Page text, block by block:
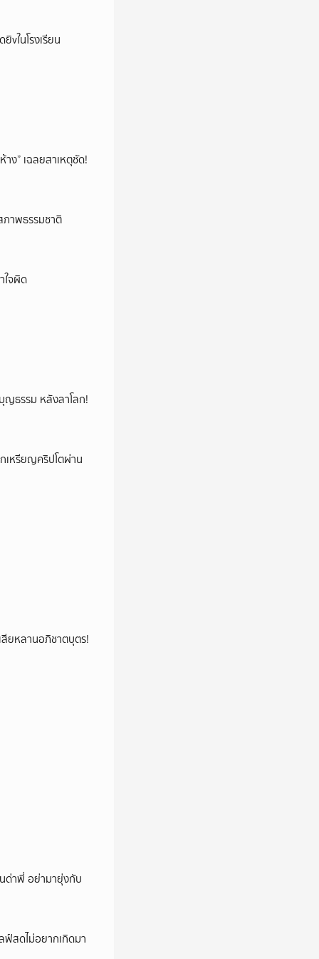
vในโรงเรียน
ง” เฉลยสาเหตุชัด!
ภาพธรรมชาติ
ใจผิด
ญธรรม หลังลาโลก!
เหรียญคริปโตผ่าน
สียหลานอภิชาตบุตร!
ด่าพี่ อย่ามายุ่งกับ
สดไม่อยากเกิดมา